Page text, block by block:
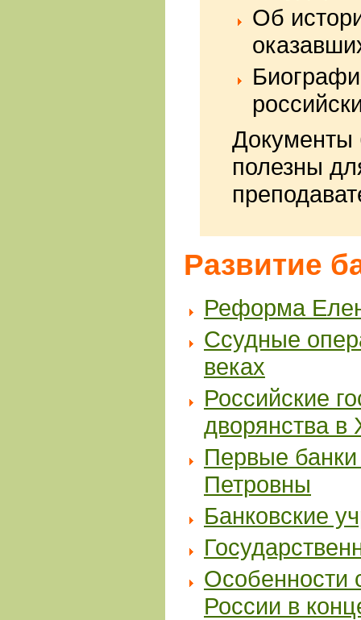
Об
Документы
полезны
Развитие
Реформа
Ссудные
веках
Российские
дворянства в
Первые
Петровны
Банковские
Особенности
России в